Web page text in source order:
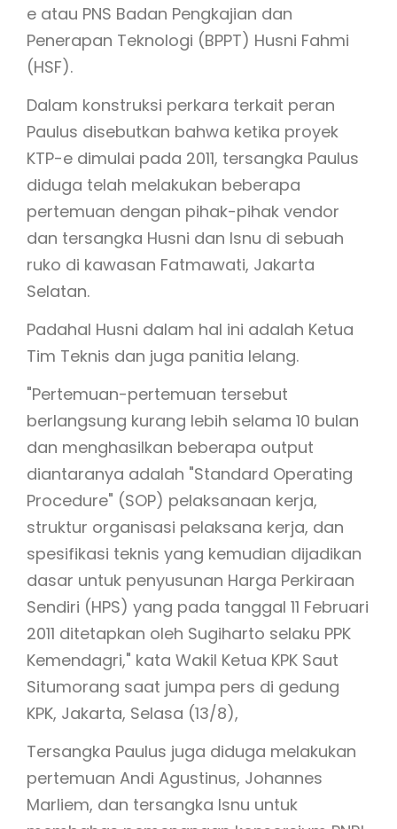
e atau PNS Badan Pengkajian dan
Penerapan Teknologi (BPPT) Husni Fahmi
(HSF).
Dalam konstruksi perkara terkait peran
Paulus disebutkan bahwa ketika proyek
KTP-e dimulai pada 2011, tersangka Paulus
diduga telah melakukan beberapa
pertemuan dengan pihak-pihak vendor
dan tersangka Husni dan Isnu di sebuah
ruko di kawasan Fatmawati, Jakarta
Selatan.
Padahal Husni dalam hal ini adalah Ketua
Tim Teknis dan juga panitia lelang.
"Pertemuan-pertemuan tersebut
berlangsung kurang lebih selama 10 bulan
dan menghasilkan beberapa output
diantaranya adalah "Standard Operating
Procedure" (SOP) pelaksanaan kerja,
struktur organisasi pelaksana kerja, dan
spesifikasi teknis yang kemudian dijadikan
dasar untuk penyusunan Harga Perkiraan
Sendiri (HPS) yang pada tanggal 11 Februari
2011 ditetapkan oleh Sugiharto selaku PPK
Kemendagri," kata Wakil Ketua KPK Saut
Situmorang saat jumpa pers di gedung
KPK, Jakarta, Selasa (13/8),
Tersangka Paulus juga diduga melakukan
pertemuan Andi Agustinus, Johannes
Marliem, dan tersangka Isnu untuk